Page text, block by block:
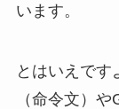
います。
とはいえです
（命令文）